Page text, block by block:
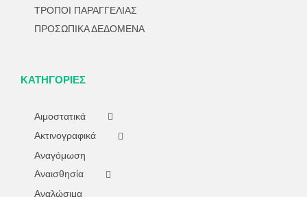
ΤΡΟΠΟΙ ΠΑΡΑΓΓΕΛΙΑΣ
ΠΡΟΣΩΠΙΚΑ ΔΕΔΟΜΕΝΑ
ΚΑΤΗΓΟΡΊΕΣ
Αιμοστατικά
Ακτινογραφικά
Αναγόμωση
Αναισθησία
Αναλώσιμα